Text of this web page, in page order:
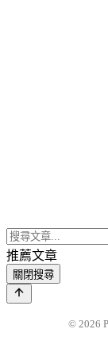
推薦文章
關閉搜尋
© 2026